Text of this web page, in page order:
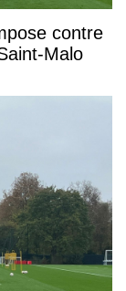
contre
Malo